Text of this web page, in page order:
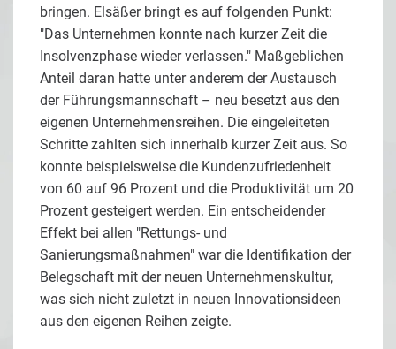
bringen. Elsäßer bringt es auf folgenden Punkt:
"Das Unternehmen konnte nach kurzer Zeit die
Insolvenzphase wieder verlassen." Maßgeblichen
Anteil daran hatte unter anderem der Austausch
der Führungsmannschaft – neu besetzt aus den
eigenen Unternehmensreihen. Die eingeleiteten
Schritte zahlten sich innerhalb kurzer Zeit aus. So
konnte beispielsweise die Kundenzufriedenheit
von 60 auf 96 Prozent und die Produktivität um 20
Prozent gesteigert werden. Ein entscheidender
Effekt bei allen "Rettungs- und
Sanierungsmaßnahmen" war die Identifikation der
Belegschaft mit der neuen Unternehmenskultur,
was sich nicht zuletzt in neuen Innovationsideen
aus den eigenen Reihen zeigte.